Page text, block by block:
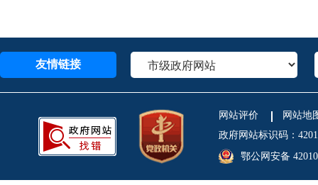
友情链接
网站评价
网站地
政府网站标识码：
鄂公网安备